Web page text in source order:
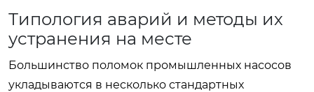
Типология аварий и методы их
устранения на месте
Большинство поломок промышленных насосов
укладываются в несколько стандартных